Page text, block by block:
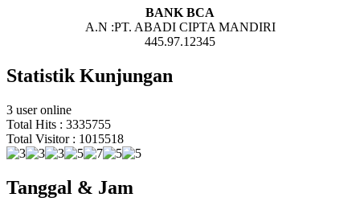
BANK BCA
A.N :PT. ABADI CIPTA MANDIRI
445.97.12345
Statistik Kunjungan
3 user online
Total Hits : 3335755
Total Visitor : 1015518
Tanggal & Jam